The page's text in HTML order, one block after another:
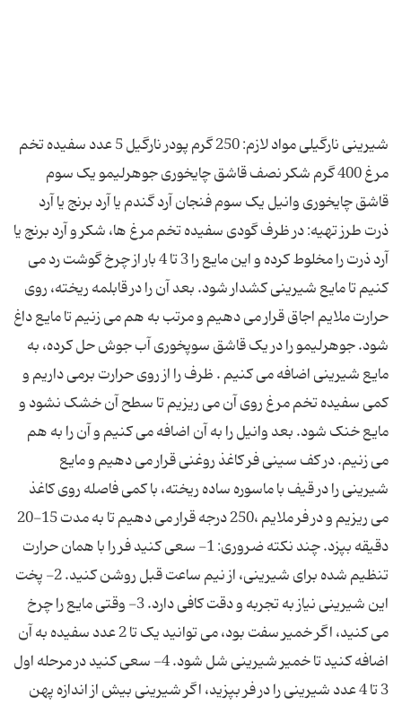
شیرینی نارگیلی مواد لازم: 250 گرم پودر نارگیل 5 عدد سفیده تخم
مرغ 400 گرم شکر نصف قاشق چایخوری جوهرلیمو یک سوم
قاشق چایخوری وانیل یک سوم فنجان آرد گندم یا آرد برنج یا آرد
ذرت طرز تهیه: در ظرف گودی سفیده تخم مرغ ها، شکر و آرد برنج یا
آرد ذرت را مخلوط کرده و این مایع را 3 تا 4 بار از چرخ گوشت رد می
کنیم تا مایع شیرینی کشدار شود. بعد آن را در قابلمه ریخته، روی
حرارت ملایم اجاق قرار می دهیم و مرتب به هم می زنیم تا مایع داغ
شود. جوهرلیمو را در یک قاشق سوپخوری آب جوش حل کرده، به
مایع شیرینی اضافه می کنیم . ظرف را از روی حرارت برمی داریم و
کمی سفیده تخم مرغ روی آن می ریزیم تا سطح آن خشک نشود و
مایع خنک شود. بعد وانیل را به آن اضافه می کنیم و آن را به هم
می زنیم. در کف سینی فر کاغذ روغنی قرار می دهیم و مایع
شیرینی را در قیف با ماسوره ساده ریخته، با کمی فاصله روی کاغذ
می ریزیم و در فر ملایم ،250 درجه قرار می دهیم تا به مدت 15-20
دقیقه بپزد. چند نکته ضروری: 1- سعی کنید فر را با همان حرارت
تنظیم شده برای شیرینی، از نیم ساعت قبل روشن کنید. 2- پخت
این شیرینی نیاز به تجربه و دقت کافی دارد. 3- وقتی مایع را چرخ
می کنید، اگر خمیر سفت بود، می توانید یک تا 2 عدد سفیده به آن
اضافه کنید تا خمیر شیرینی شل شود. 4- سعی کنید در مرحله اول
3 تا 4 عدد شیرینی را در فر بپزید، اگر شیرینی بیش از اندازه پهن